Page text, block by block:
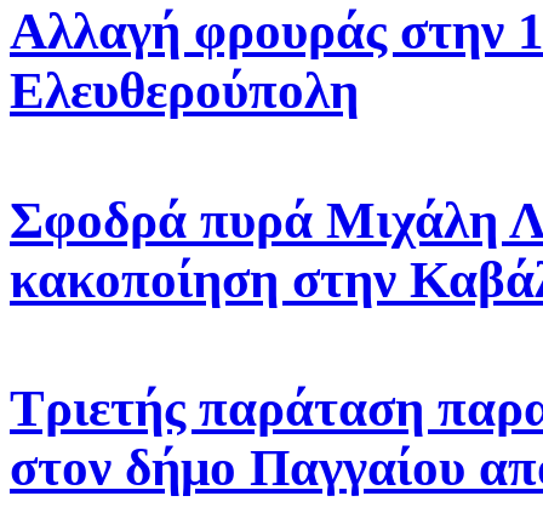
Αλλαγή φρουράς στην
Ελευθερούπολη
Σφοδρά πυρά Μιχάλη
κακοποίηση στην
Τριετής παράταση
στον δήμο Παγγαίου